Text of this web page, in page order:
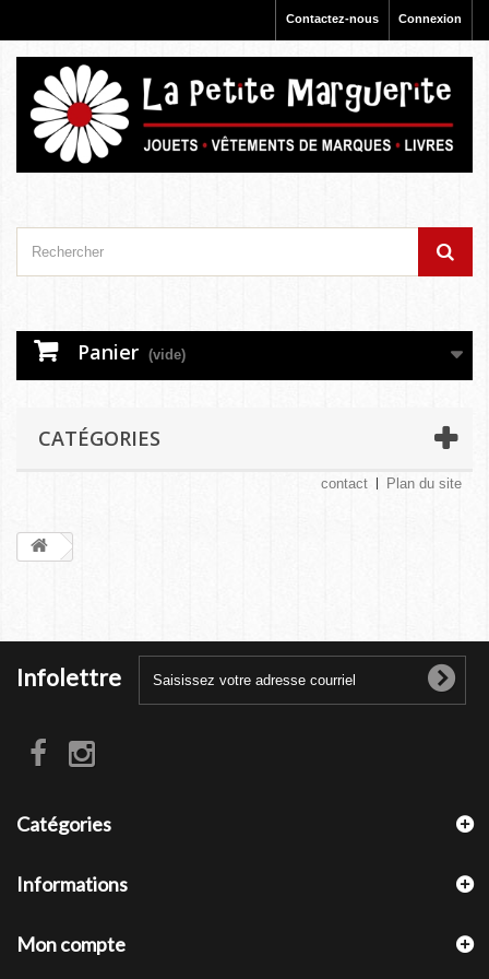
Connexion
Contactez-nous
Panier (vide)
CATÉGORIES
contact Plan du site
Infolettre
Catégories
Informations
Mon compte